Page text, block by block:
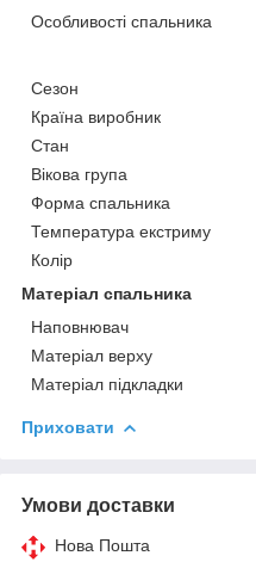
Особливості спальника
Сезон
Країна виробник
Стан
Вікова група
Форма спальника
Температура екстриму
Колір
Матеріал спальника
Наповнювач
Матеріал верху
Матеріал підкладки
Приховати
Умови доставки
Нова Пошта